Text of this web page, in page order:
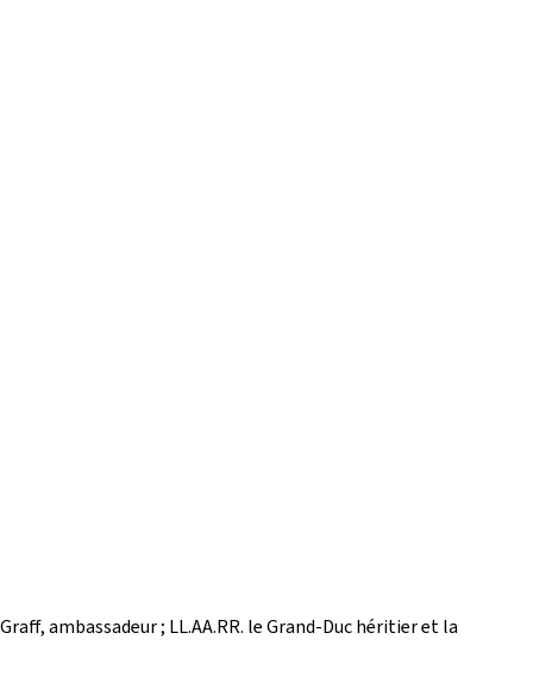
ambassadeur ; LL.AA.RR. le Grand-Duc héritier et la